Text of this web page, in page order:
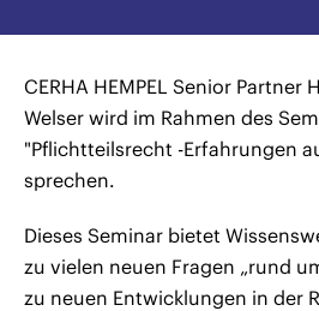
CERHA HEMPEL Senior Partner
Welser wird im Rahmen des
"Pflichtteilsrecht -Erfahrungen
sprechen.
Dieses Seminar bietet
zu vielen neuen Fragen „rund
zu neuen Entwicklungen in der